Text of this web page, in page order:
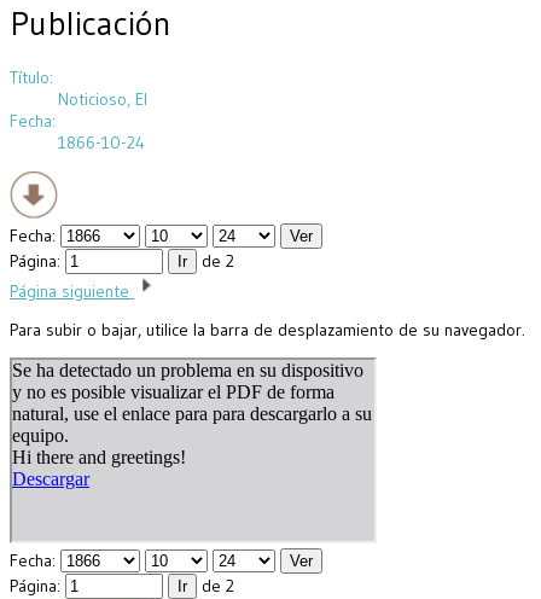
Publicación
Título:
Noticioso, El
Fecha:
1866-10-24
Fecha:
Página:
de 2
Página siguiente
Para subir o bajar, utilice la barra de desplazamiento de su navegador.
Fecha:
Página:
de 2